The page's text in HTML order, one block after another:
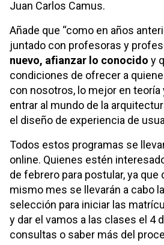
Juan Carlos Camus.
Añade que “como en años
juntado con profesoras y
nuevo, afianzar lo conocido y
condiciones de ofrecer a
con nosotros, lo mejor en teoría
entrar al mundo de la
el diseño de experiencia de
Todos estos programas se
online. Quienes estén
de febrero para postular, ya que
mismo mes se llevarán a cabo
selección para iniciar las
y dar el vamos a las clases el 4
consultas o saber más del